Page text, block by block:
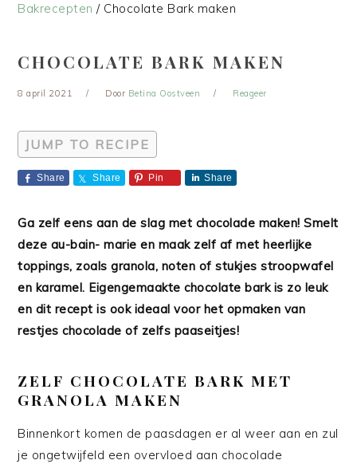
Bakrecepten /Chocolate Bark maken
CHOCOLATE BARK MAKEN
8 april 2021 Door Betina Oostveen Reageer
JUMP TO RECIPE
Share Share Pin Share
Ga zelf eens aan de slag met chocolade maken! Smelt
deze au-bain- marie en maak zelf af met heerlijke
toppings, zoals granola, noten of stukjes stroopwafel
en karamel. Eigengemaakte chocolate bark is zo leuk
en dit recept is ook ideaal voor het opmaken van
restjes chocolade of zelfs paaseitjes!
ZELF CHOCOLATE BARK MET
GRANOLA MAKEN
Binnenkort komen de paasdagen er al weer aan en zul
je ongetwijfeld een overvloed aan chocolade